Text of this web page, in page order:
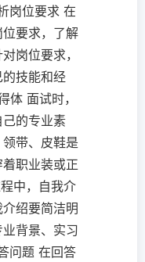
岗位要求 在
要求，了解
岗位要求，
技能和经
体 面试时，
的专业素
带、皮鞋是
职业装或正
中，自我介
绍要简洁明
背景、实习
问题 在回答